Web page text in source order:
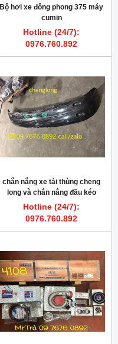
Bộ hơi xe đông phong 375 máy
cumin
Hotline (24/7):
0976.760.892
chắn nắng xe tải thùng cheng
long và chắn nắng đầu kéo
cheng long
Hotline (24/7):
0976.760.892